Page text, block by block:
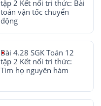
tập 2 Kết nối tri thức: Bài
toán vận tốc chuyển
động
Bài 4.28 SGK Toán 12
tập 2 Kết nối tri thức:
Tìm họ nguyên hàm